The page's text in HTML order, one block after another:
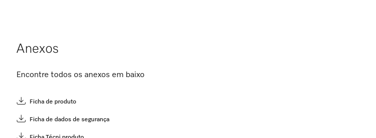
Anexos
Encontre todos os anexos em baixo
Ficha de produto
Ficha de dados de segurança